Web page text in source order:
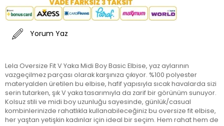
Yorum Yaz
Lela Oversize Fit V Yaka Midi Boy Basic Elbise, yaz aylarının
vazgeçilmez parçası olarak karşınıza çıkıyor. %100 polyester
materyalden üretilen bu elbise, hafif yapısıyla sıcak havalarda sizi
serin tutarken, şık V yaka tasarımıyla da zarif bir görünüm sunuyor.
Kolsuz stili ve midi boy uzunluğu sayesinde, günlük/casual
kombinlerinizde rahatlıkla kullanabileceğiniz bu oversize fit elbise,
her yaştan yetişkin kadınlar için ideal bir seçim. Hem rahat hem de